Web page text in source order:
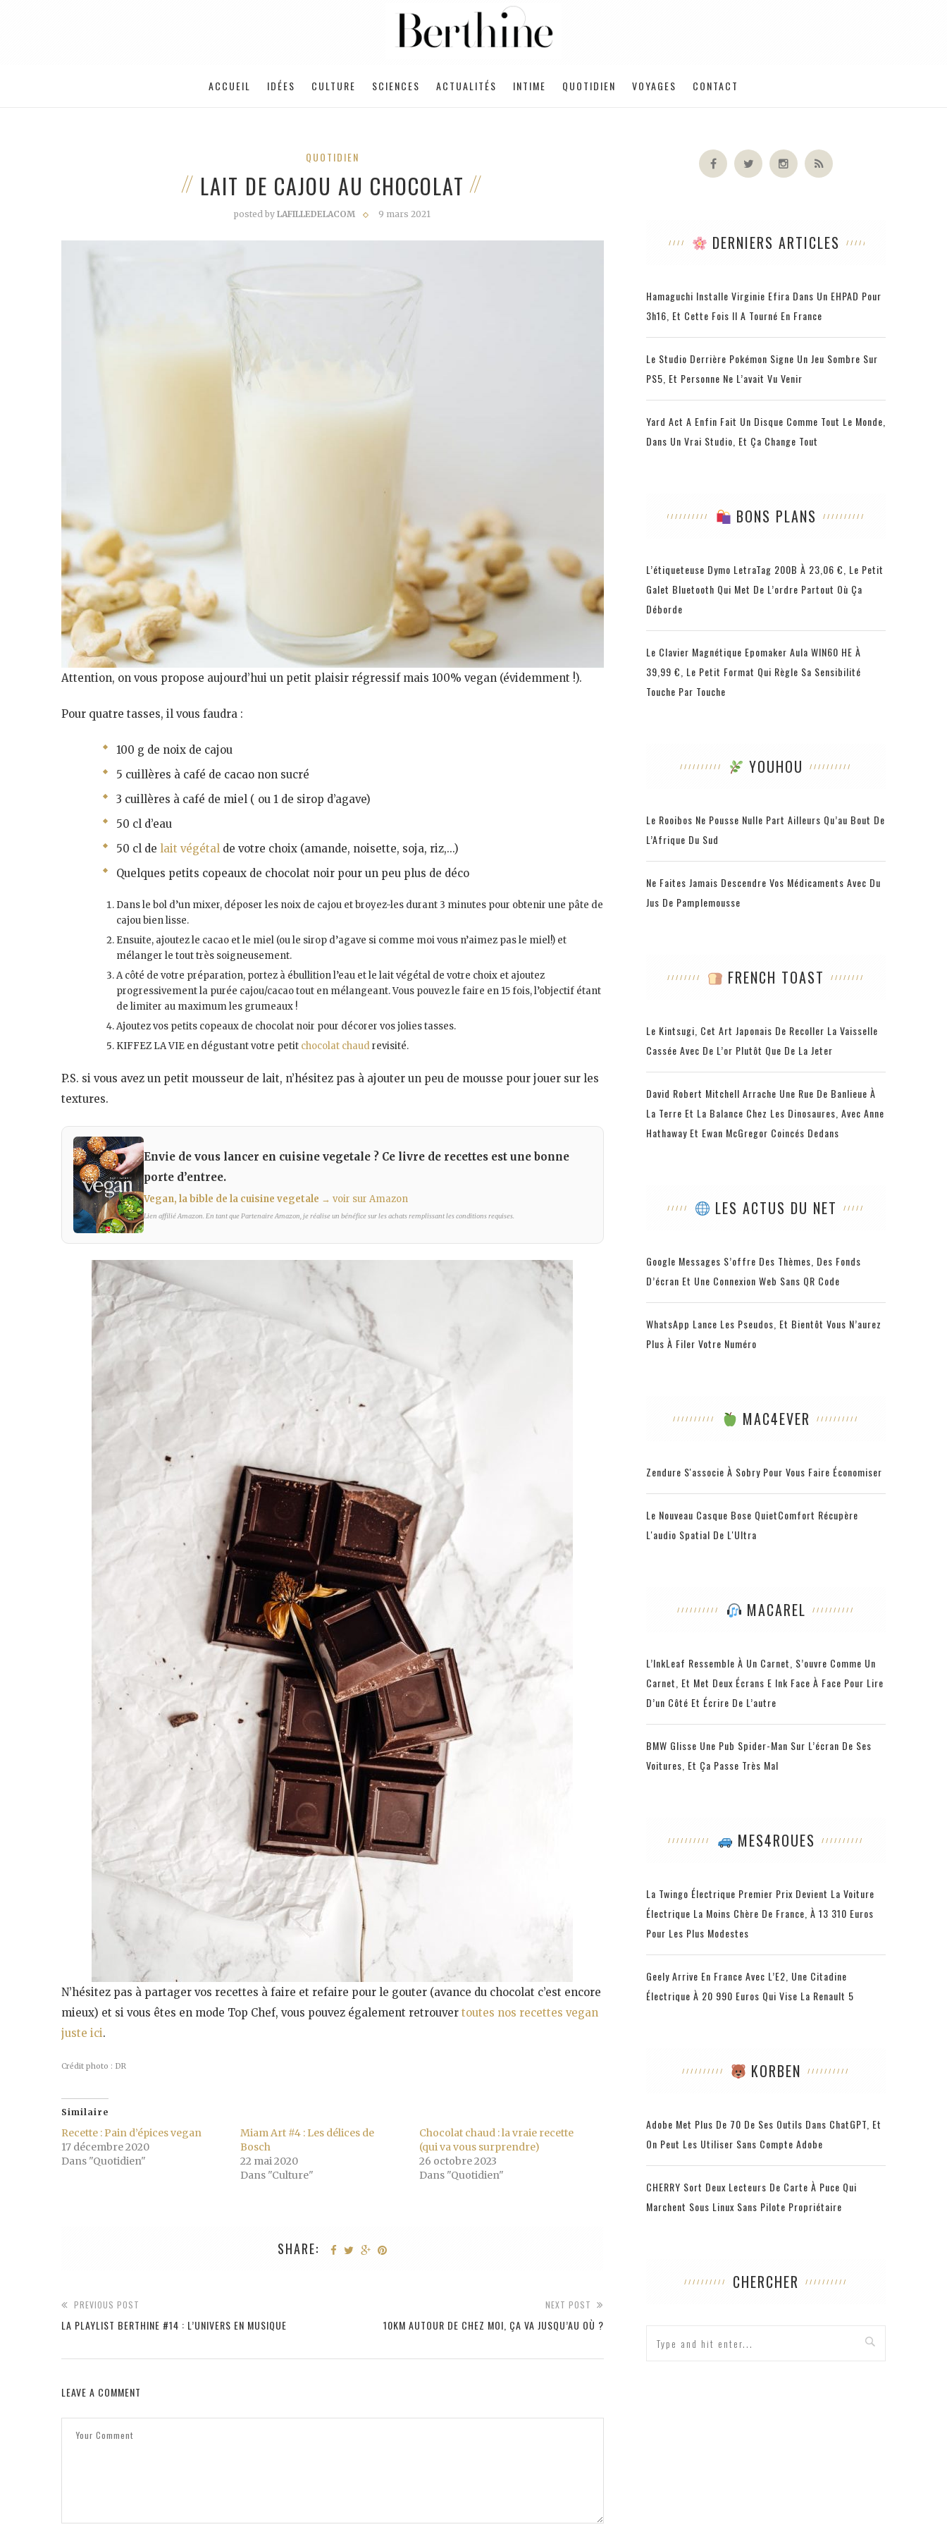
ACCUEIL IDÉES CULTURE SCIENCES ACTUALITÉS INTIME QUOTIDIEN VOYAGES CONTACT
QUOTIDIEN
LAIT DE CAJOU AU CHOCOLAT
posted byLAFILLEDELACOM 9 mars 2021
Attention, on vous propose aujourd’hui un petit plaisir régressif mais 100% vegan (évidemment !).
Pour quatre tasses, il vous faudra :
100 g de noix de cajou
5 cuillères à café de cacao non sucré
3 cuillères à café de miel ( ou 1 de sirop d’agave)
50 cl d’eau
50 cl de lait végétal de votre choix (amande, noisette, soja, riz,…)
Quelques petits copeaux de chocolat noir pour un peu plus de déco
Dans le bol d’un mixer, déposer les noix de cajou et broyez-les durant 3 minutes pour obtenir une pâte de
cajou bien lisse.
Ensuite, ajoutez le cacao et le miel (ou le sirop d’agave si comme moi vous n’aimez pas le miel!) et
mélanger le tout très soigneusement.
A côté de votre préparation, portez à ébullition l’eau et le lait végétal de votre choix et ajoutez
progressivement la purée cajou/cacao tout en mélangeant. Vous pouvez le faire en 15 fois, l’objectif étant
de limiter au maximum les grumeaux !
Ajoutez vos petits copeaux de chocolat noir pour décorer vos jolies tasses.
KIFFEZ LA VIE en dégustant votre petit chocolat chaudrevisité.
P.S. si vous avez un petit mousseur de lait, n’hésitez pas à ajouter un peu de mousse pour jouer sur les
textures.
Envie de vous lancer en cuisine vegetale ? Ce livre de recettes est une bonne
porte d’entree.
Vegan, la bible de la cuisine vegetale → voir sur Amazon
Lien affilié Amazon. En tant que Partenaire Amazon, je réalise un bénéfice sur les achats remplissant les conditions requises.
N’hésitez pas à partager vos recettes à faire et refaire pour le gouter (avance du chocolat c’est encore
mieux) et si vous êtes en mode Top Chef, vous pouvez également retrouver toutes nos recettes vegan
juste ici.
Crédit photo : DR
Similaire
Recette : Pain d’épices vegan
17 décembre 2020
Dans "Quotidien"
Miam Art #4 : Les délices de
Bosch
22 mai 2020
Dans "Culture"
Chocolat chaud : la vraie recette
(qui va vous surprendre)
26 octobre 2023
Dans "Quotidien"
SHARE:
PREVIOUS POST
LA PLAYLIST BERTHINE #14 : L’UNIVERS EN MUSIQUE
NEXT POST
10KM AUTOUR DE CHEZ MOI, ÇA VA JUSQU’AU OÙ ?
LEAVE A COMMENT
DERNIERS ARTICLES
Hamaguchi Installe Virginie Efira Dans Un EHPAD Pour
3h16, Et Cette Fois Il A Tourné En France
Le Studio Derrière Pokémon Signe Un Jeu Sombre Sur
PS5, Et Personne Ne L’avait Vu Venir
Yard Act A Enfin Fait Un Disque Comme Tout Le Monde,
Dans Un Vrai Studio, Et Ça Change Tout
BONS PLANS
L’étiqueteuse Dymo LetraTag 200B À 23,06 €, Le Petit
Galet Bluetooth Qui Met De L’ordre Partout Où Ça
Déborde
Le Clavier Magnétique Epomaker Aula WIN60 HE À
39,99 €, Le Petit Format Qui Règle Sa Sensibilité
Touche Par Touche
YOUHOU
Le Rooibos Ne Pousse Nulle Part Ailleurs Qu’au Bout De
L’Afrique Du Sud
Ne Faites Jamais Descendre Vos Médicaments Avec Du
Jus De Pamplemousse
FRENCH TOAST
Le Kintsugi, Cet Art Japonais De Recoller La Vaisselle
Cassée Avec De L’or Plutôt Que De La Jeter
David Robert Mitchell Arrache Une Rue De Banlieue À
La Terre Et La Balance Chez Les Dinosaures, Avec Anne
Hathaway Et Ewan McGregor Coincés Dedans
LES ACTUS DU NET
Google Messages S’offre Des Thèmes, Des Fonds
D’écran Et Une Connexion Web Sans QR Code
WhatsApp Lance Les Pseudos, Et Bientôt Vous N’aurez
Plus À Filer Votre Numéro
MAC4EVER
Zendure S'associe À Sobry Pour Vous Faire Économiser
Le Nouveau Casque Bose QuietComfort Récupère
L'audio Spatial De L'Ultra
MACAREL
L’InkLeaf Ressemble À Un Carnet, S’ouvre Comme Un
Carnet, Et Met Deux Écrans E Ink Face À Face Pour Lire
D’un Côté Et Écrire De L’autre
BMW Glisse Une Pub Spider-Man Sur L’écran De Ses
Voitures, Et Ça Passe Très Mal
MES4ROUES
La Twingo Électrique Premier Prix Devient La Voiture
Électrique La Moins Chère De France, À 13 310 Euros
Pour Les Plus Modestes
Geely Arrive En France Avec L’E2, Une Citadine
Électrique À 20 990 Euros Qui Vise La Renault 5
KORBEN
Adobe Met Plus De 70 De Ses Outils Dans ChatGPT, Et
On Peut Les Utiliser Sans Compte Adobe
CHERRY Sort Deux Lecteurs De Carte À Puce Qui
Marchent Sous Linux Sans Pilote Propriétaire
CHERCHER